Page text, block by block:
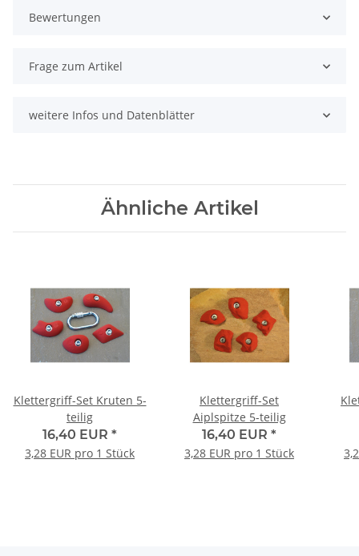
Bewertungen
Frage zum Artikel
weitere Infos und Datenblätter
Ähnliche Artikel
Klettergriff-Set Kruten 5-
teilig
16,40 EUR *
3,28 EUR pro 1 Stück
Klettergriff-Set
Aiplspitze 5-teilig
16,40 EUR *
3,28 EUR pro 1 Stück